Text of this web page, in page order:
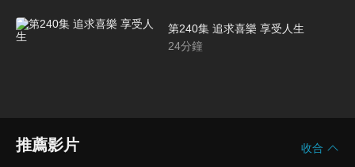
第240集 追求喜樂 享受人生
24分鐘
推薦影片 收合